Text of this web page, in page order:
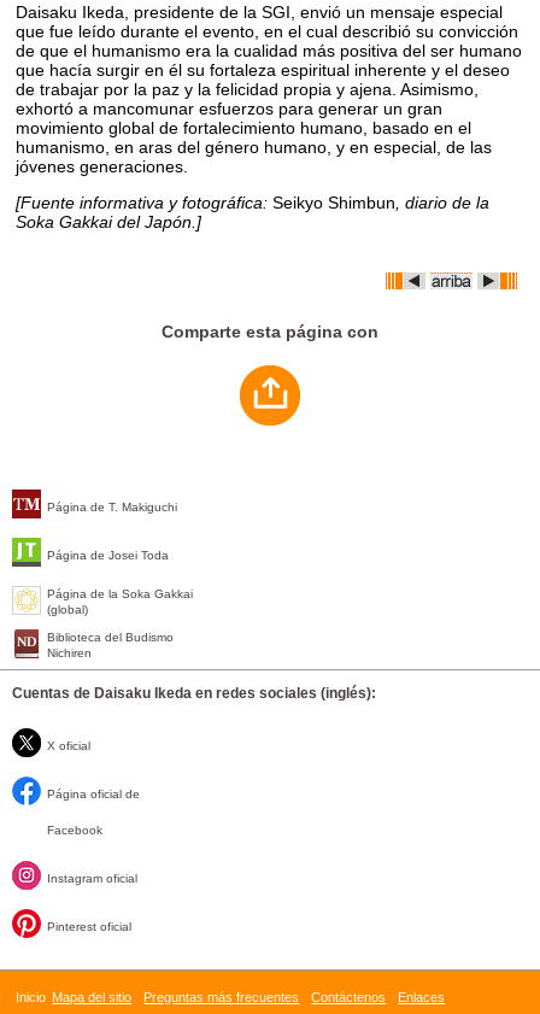
Página de T. Makiguchi
Página de Josei Toda
Página de la Soka Gakkai
(global)
Biblioteca del Budismo
Nichiren
Cuentas de Daisaku Ikeda en redes sociales (inglés):
X oficial
Página oficial de
Facebook
Instagram oficial
Pinterest oficial
Daisaku Ikeda, presidente de la SGI, envió un mensaje especial
que fue leído durante el evento, en el cual describió su convicción
de que el humanismo era la cualidad más positiva del ser humano
que hacía surgir en él su fortaleza espiritual inherente y el deseo
de trabajar por la paz y la felicidad propia y ajena. Asimismo,
exhortó a mancomunar esfuerzos para generar un gran
movimiento global de fortalecimiento humano, basado en el
humanismo, en aras del género humano, y en especial, de las
jóvenes generaciones.
[Fuente informativa y fotográfica:Seikyo Shimbun , diario de la
Soka Gakkai del Japón.]
Comparte esta página con
Inicio Mapa del sitio Preguntas más frecuentes Contáctenos
Enlaces